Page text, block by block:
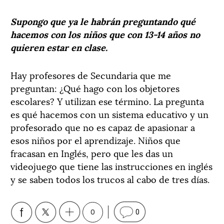
Supongo que ya le habrán preguntando qué
hacemos con los niños que con 13-14 años no
quieren estar en clase.
Hay profesores de Secundaria que me
preguntan: ¿Qué hago con los objetores
escolares? Y utilizan ese término. La pregunta
es qué hacemos con un sistema educativo y un
profesorado que no es capaz de apasionar a
esos niños por el aprendizaje. Niños que
fracasan en Inglés, pero que les das un
videojuego que tiene las instrucciones en inglés
y se saben todos los trucos al cabo de tres días.
0 0